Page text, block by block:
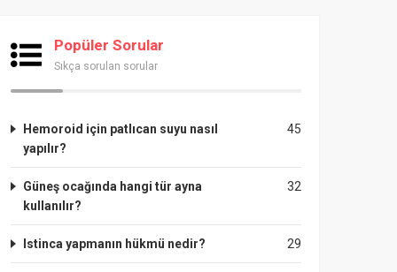
Popüler Sorular
Sıkça sorulan sorular
45
Hemoroid için patlıcan suyu nasıl
yapılır?
32
Güneş ocağında hangi tür ayna
kullanılır?
29
Istinca yapmanın hükmü nedir?